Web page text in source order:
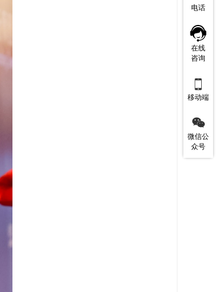
电话
在线
咨询

移动端

微信公
众号